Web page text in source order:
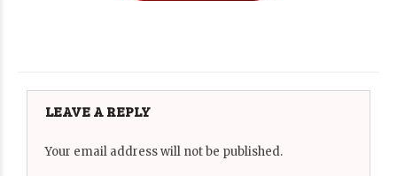
LEAVE A REPLY
Your email address will not be published.